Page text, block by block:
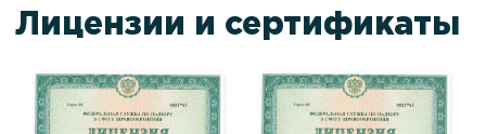
Лицензии и сертификаты